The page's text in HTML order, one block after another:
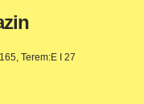
Terem:E I 27